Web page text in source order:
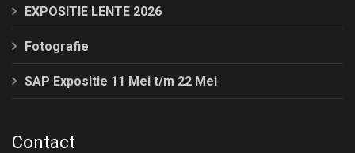
EXPOSITIE LENTE 2026
Fotografie
SAP Expositie 11 Mei t/m 22 Mei
Contact